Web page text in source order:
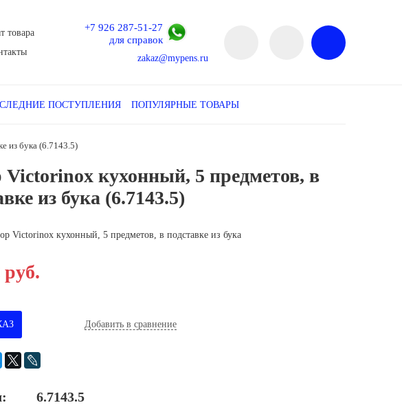
товара
+7 926 287-51-27
для справок
zakaz@mypens.ru
ПОСТУПЛЕНИЯ ПОПУЛЯРНЫЕ ТОВАРЫ
из бука (6.7143.5)
кухонный, 5 предметов, в
из бука (6.7143.5)
Victorinox кухонный, 5 предметов, в подставке из бука
руб.
Добавить в сравнение
6.7143.5